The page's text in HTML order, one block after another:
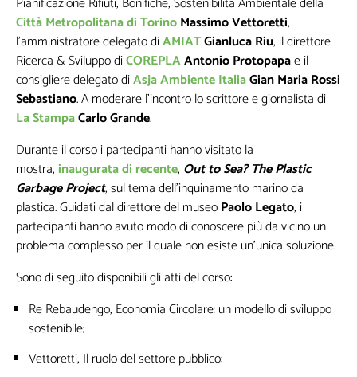
Città Metropolitana di TorinoMassimo Vettoretti,
l’amministratore delegato diAMIATGianluca Riu, il direttore
Ricerca & Sviluppo diCOREPLAAntonio Protopapae il
consigliere delegato diAsja Ambiente ItaliaGian Maria Rossi
Sebastiano. A moderare l'incontro lo scrittore e giornalista di
La StampaCarlo Grande.
Durante il corso i partecipanti hanno visitato la
mostra, inaugurata di recente, Out to Sea? The Plastic
Garbage Project, sul tema dell’inquinamento marino da
plastica. Guidati dal direttore del museoPaolo Legato, i
partecipanti hanno avuto modo di conoscere più da vicino un
problema complesso per il quale non esiste un’unica soluzione.
Sono di seguito disponibili gli atti del corso:
Re Rebaudengo, Economia Circolare: un modello di sviluppo
sostenibile;
Vettoretti, Il ruolo del settore pubblico;
I seguenti campi non sono obbligatori,
ma queste informazioni mi sarebbero
utili per la creazione di contenuti
personalizzati
Non inviamo spam! Leggi la nostra Informativa sulla